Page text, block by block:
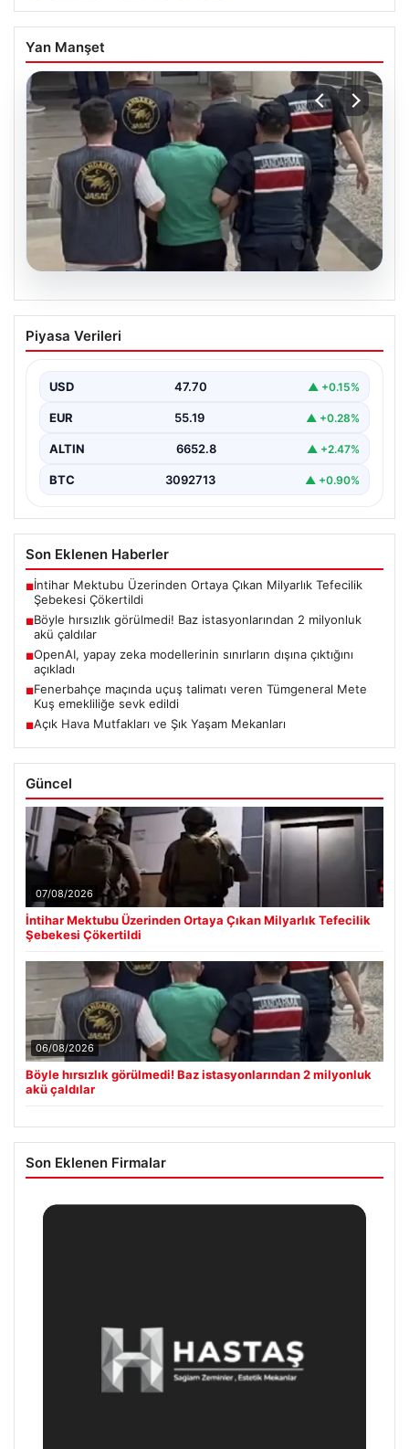
Yan Manşet
06.08.2026
Böyle hırsızlık görülmedi! Baz
istasyonlarından 2 milyonluk akü
Piyasa Verileri
USD 47.70 ▲ +0.15%
EUR 55.19 ▲ +0.28%
ALTIN 6652.8 ▲ +2.47%
BTC 3092713 ▲ +0.90%
Son Eklenen Haberler
■İntihar Mektubu Üzerinden Ortaya Çıkan Milyarlık Tefecilik
Şebekesi Çökertildi
■Böyle hırsızlık görülmedi! Baz istasyonlarından 2 milyonluk
akü çaldılar
■OpenAI, yapay zeka modellerinin sınırların dışına çıktığını
açıkladı
■Fenerbahçe maçında uçuş talimatı veren Tümgeneral Mete
Kuş emekliliğe sevk edildi
■Açık Hava Mutfakları ve Şık Yaşam Mekanları
Güncel
07/08/2026
İntihar Mektubu Üzerinden Ortaya Çıkan Milyarlık Tefecilik
Şebekesi Çökertildi
06/08/2026
Böyle hırsızlık görülmedi! Baz istasyonlarından 2 milyonluk
akü çaldılar
Son Eklenen Firmalar